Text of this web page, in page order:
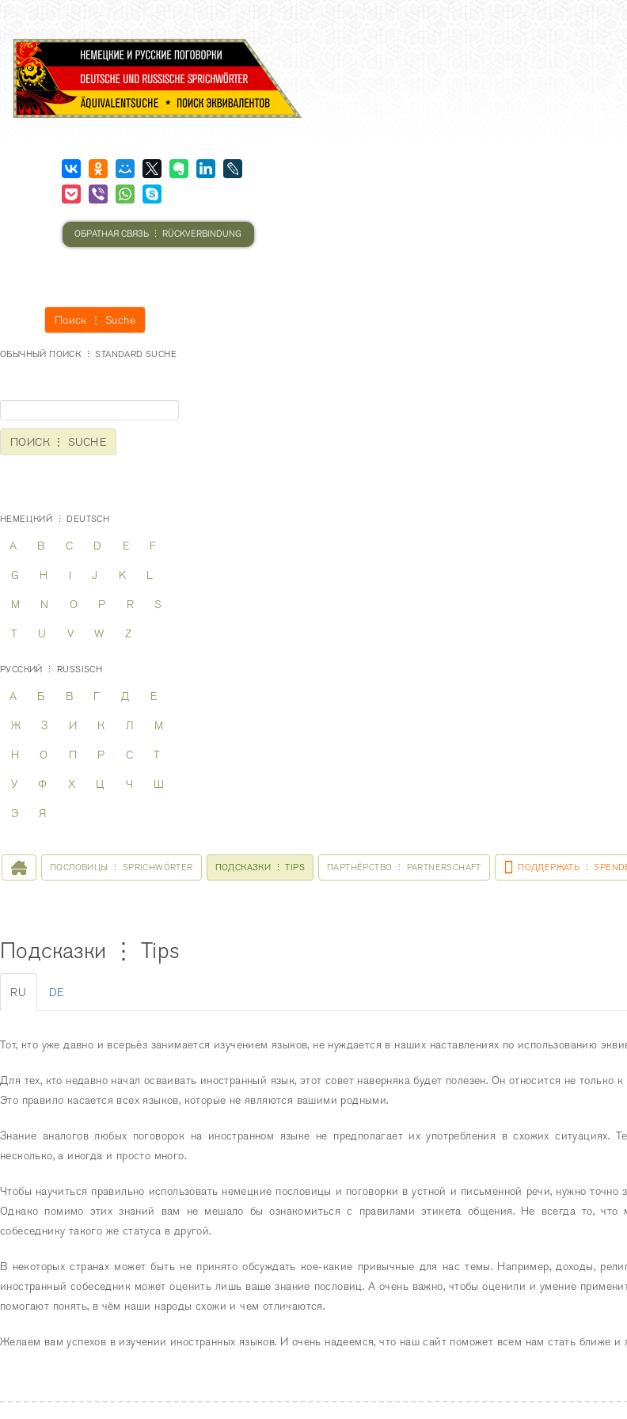
ОБРАТНАЯ СВЯЗЬ ⋮ RÜCKVERBINDUNG
Поиск ⋮ Suche
ОБЫЧНЫЙ ПОИСК ⋮ STANDARD SUCHE
НЕМЕЦКИЙ ⋮ DEUTSCH
A B C D E F
G H I J K L
M N O P R S
T U V W Z
РУССКИЙ ⋮ RUSSISCH
А Б В Г Д Е
Ж З И К Л М
Н О П Р С Т
У Ф Х Ц Ч Ш
Э Я
ПОСЛОВИЦЫ ⋮ SPRICHWÖRTER ПОДСКАЗКИ ⋮ TIPS ПАРТНЁРСТВО ⋮ PARTNERSCHAFT ПОДДЕРЖАТЬ ⋮
Подсказки ⋮ Tips
RU DE
Тот, кто уже давно и всерьёз занимается изучением языков, не нуждается в наших наставлениях по использованию
Для тех, кто недавно начал осваивать иностранный язык, этот совет наверняка будет полезен. Он относится не
Это правило касается всех языков, которые не являются вашими родными.
Знание аналогов любых поговорок на иностранном языке не предполагает их употребления в схожих ситуациях.
несколько, а иногда и просто много.
Чтобы научиться правильно использовать немецкие пословицы и поговорки в устной и письменной речи, нужно
Однако помимо этих знаний вам не мешало бы ознакомиться с правилами этикета общения. Не всегда то, что
собеседнику такого же статуса в другой.
В некоторых странах может быть не принято обсуждать кое-какие привычные для нас темы. Например, доходы,
иностранный собеседник может оценить лишь ваше знание пословиц. А очень важно, чтобы оценили и умение
помогают понять, в чём наши народы схожи и чем отличаются.
Желаем вам успехов в изучении иностранных языков. И очень надеемся, что наш сайт поможет всем нам стать ближе и